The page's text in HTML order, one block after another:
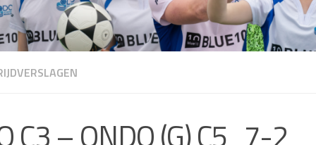
C3 – ONDO (G) C5 7-2